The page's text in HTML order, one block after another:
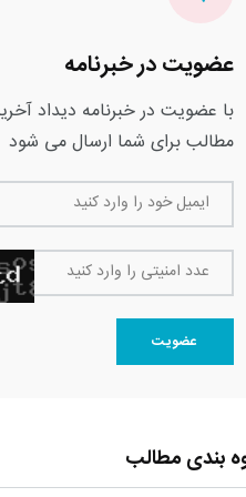
عضویت در خبرنامه
با عضویت در خبرنامه دیداد
مطالب برای شما ارسال می شود
ایمیل خود را وارد کنید
عدد امنیتی را وارد کنید
عضویت
بندی مطالب